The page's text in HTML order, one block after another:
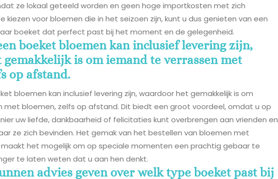
ze lokaal geteeld worden en geen hoge importkosten met zich
kiezen voor bloemen die in het seizoen zijn, kunt u dus genieten van een
boeket dat perfect past bij het moment en de gelegenheid.
boeket bloemen kan inclusief levering zijn,
is om iemand te verrassen met
op afstand.
bloemen kan inclusief levering zijn, waardoor het gemakkelijk is om
met bloemen, zelfs op afstand. Dit biedt een groot voordeel, omdat u op
uw liefde, dankbaarheid of felicitaties kunt overbrengen aan vrienden en
ze zich bevinden. Het gemak van het bestellen van bloemen met
het mogelijk om op speciale momenten een prachtig gebaar te
te laten weten dat u aan hen denkt.
advies geven over welk type boeket past bij